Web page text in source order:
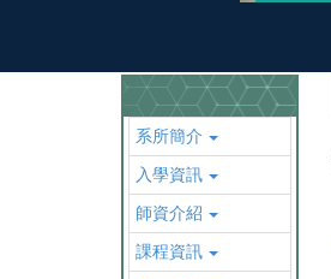
系所簡介
入學資訊
師資介紹
課程資訊